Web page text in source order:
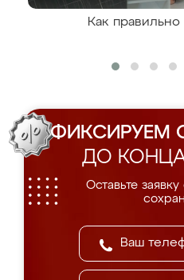
Как
ФИКСИРУЕМ
ДО КОНЦА
Оставьте